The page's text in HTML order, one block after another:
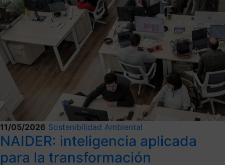
11/05/2026 Sostenibilidad Ambiental
NAIDER: inteligencia aplicada
para la transformación